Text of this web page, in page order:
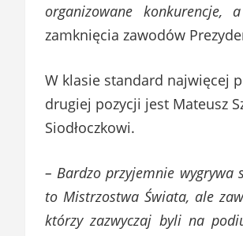
organizowane
zamknięcia zawodów
W klasie standard najwięcej
drugiej pozycji jest Mateusz
Siodłoczkowi.
– Bardzo przyjemnie wygrywa
to Mistrzostwa Świata, ale
którzy zazwyczaj byli na